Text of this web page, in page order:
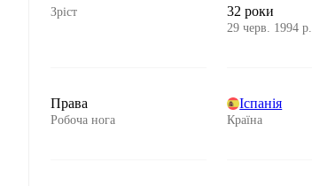
Зріст 32 роки
29 черв. 1994 р.
Права
Робоча нога
Іспанія
Країна